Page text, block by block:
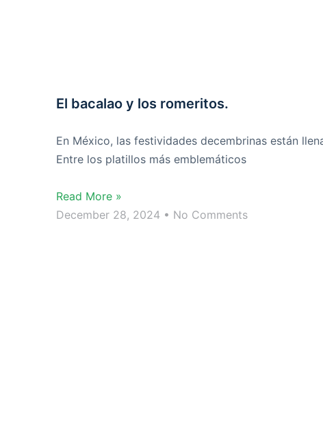
El bacalao y los romeritos.
En México, las festividades decembrinas están
Entre los platillos más emblemáticos
Read More »
December 28, 2024
No Comments